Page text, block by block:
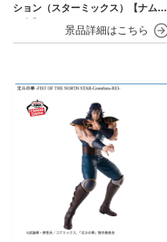
ション（スターミックス）【ナムコ